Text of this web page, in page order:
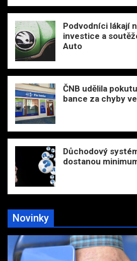
Podvodníci lákají
investice a
Auto
ČNB udělila
bance za chyby
Důchodový
dostanou
Novinky